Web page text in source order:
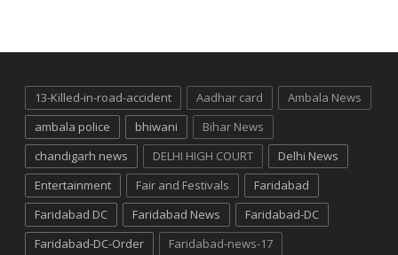
13-Killed-in-road-accident Aadhar card
Ambala News
ambala police
bhiwani
Bihar News
chandigarh news
DELHI HIGH COURT
Delhi News
Entertainment
Fair and Festivals
Faridabad
Faridabad DC
Faridabad News
Faridabad-DC
Faridabad-DC-Order
Faridabad-news-17